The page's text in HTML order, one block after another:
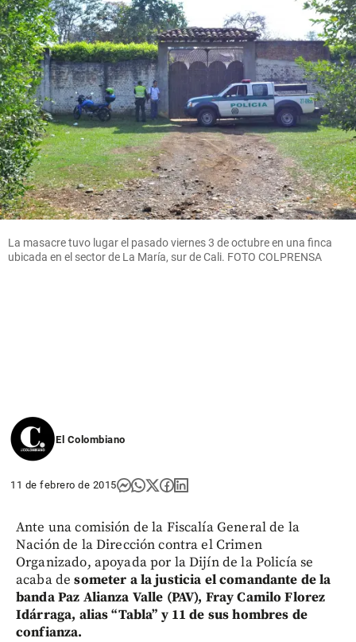
La masacre tuvo lugar el pasado viernes 3 de octubre en una finca
ubicada en el sector de La María, sur de Cali. FOTO COLPRENSA
El Colombiano
11 de febrero de 2015
Ante una comisión de la Fiscalía General de la
Nación de la Dirección contra el Crimen
Organizado, apoyada por la Dijín de la Policía se
acaba desometer a la justicia el comandante de la
banda Paz Alianza Valle (PAV), Fray Camilo Florez
Idárraga, alias “Tabla” y 11 de sus hombres de
confianza.